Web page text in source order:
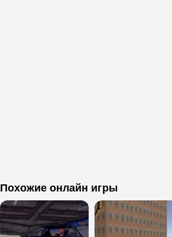
Похожие онлайн игры